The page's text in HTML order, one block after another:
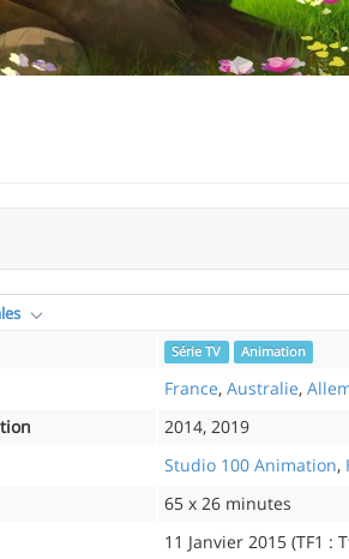
Série TV Animation
France, Australie,
2014, 2019
Studio 100 Animation,
65 x 26 minutes
11 Janvier 2015 (TF1 :